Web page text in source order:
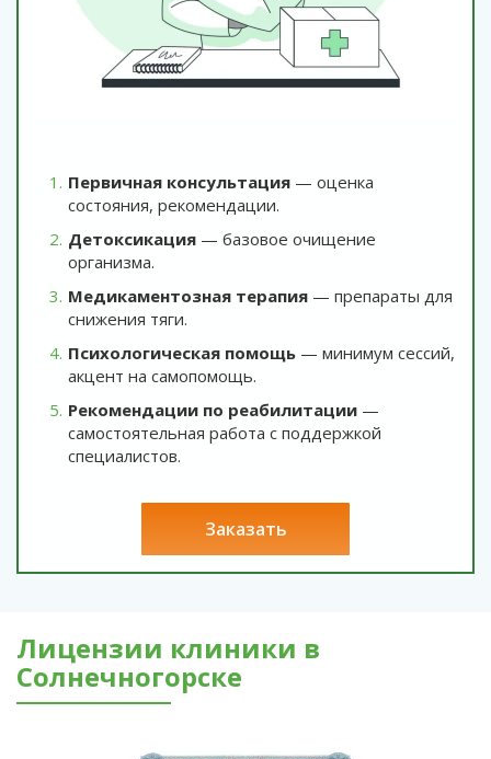
Первичная консультация — оценка
состояния, рекомендации.
Детоксикация — базовое очищение
организма.
Медикаментозная терапия — препараты для
снижения тяги.
Психологическая помощь — минимум сессий,
акцент на самопомощь.
Рекомендации по реабилитации —
самостоятельная работа с поддержкой
специалистов.
заказать
Лицензии клиники в
Солнечногорске